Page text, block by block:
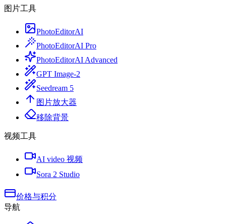
图片工具
PhotoEditorAI
PhotoEditorAI Pro
PhotoEditorAI Advanced
GPT Image-2
Seedream 5
图片放大器
移除背景
视频工具
AI video 视频
Sora 2 Studio
价格与积分
导航